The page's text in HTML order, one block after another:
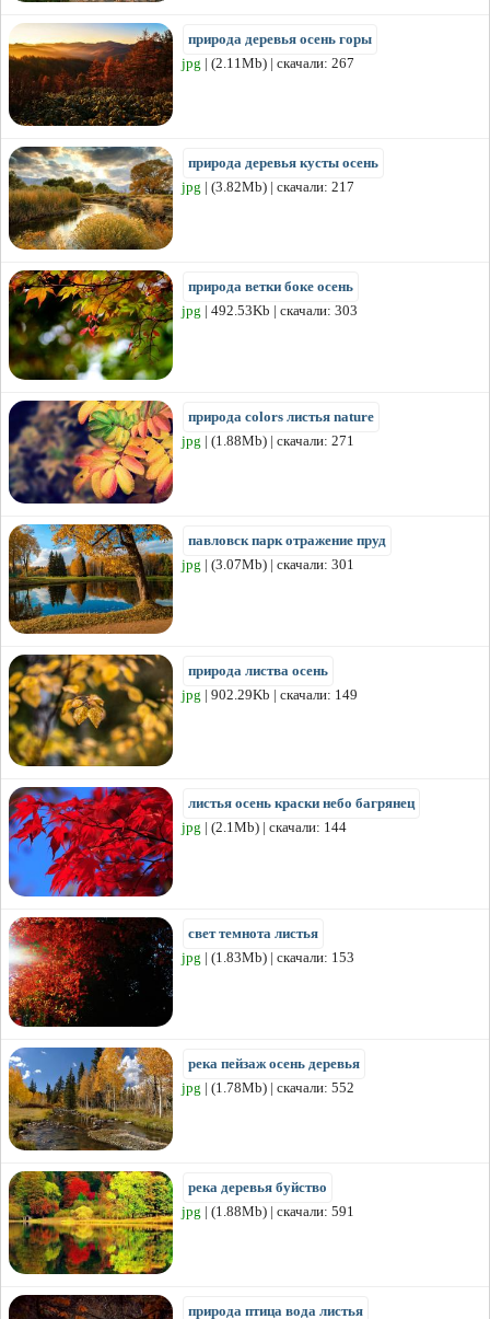
природа деревья осень горы
jpg | (2.11Mb) | скачали: 267
природа деревья кусты осень
jpg | (3.82Mb) | скачали: 217
природа ветки боке осень
jpg | 492.53Kb | скачали: 303
природа colors листья nature
jpg | (1.88Mb) | скачали: 271
павловск парк отражение пруд
jpg | (3.07Mb) | скачали: 301
природа листва осень
jpg | 902.29Kb | скачали: 149
листья осень краски небо багрянец
jpg | (2.1Mb) | скачали: 144
свет темнота листья
jpg | (1.83Mb) | скачали: 153
река пейзаж осень деревья
jpg | (1.78Mb) | скачали: 552
река деревья буйство
jpg | (1.88Mb) | скачали: 591
природа птица вода листья